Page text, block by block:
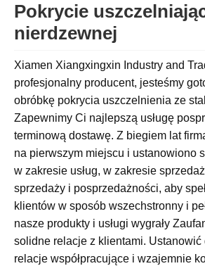
Pokrycie
nierdzewnej
Xiamen Xiangxingxin Industry and
profesjonalny producent, jesteśmy
obróbkę pokrycia uszczelnienia ze
Zapewnimy Ci najlepszą usługę
terminową dostawę. Z biegiem lat
na pierwszym miejscu i ustanowiono
w zakresie usług, w zakresie
sprzedaży i posprzedażności, aby
klientów w sposób wszechstronny i
nasze produkty i usługi wygrały
solidne relacje z klientami. Ustanowić
relacje współpracujące i wzajemnie